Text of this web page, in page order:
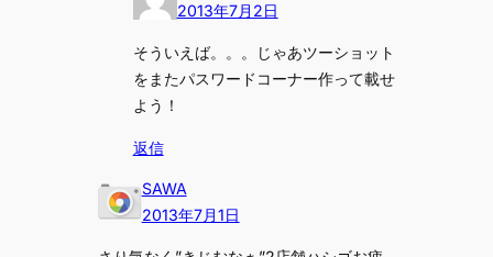
2013年7月2日
そういえば。。。じゃあツーショット
をまたパスワードコーナー作って載せ
よう！
返信
SAWA
2013年7月1日